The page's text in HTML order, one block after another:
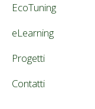
EcoTuning
eLearning
Progetti
Contatti